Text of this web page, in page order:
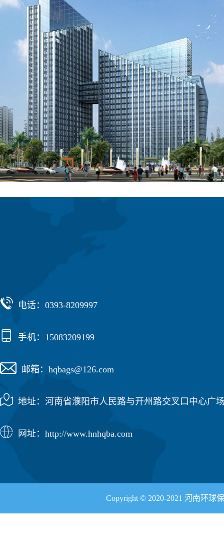
 电话：0393-8209997
 手机：15083209199
 邮箱：hqbags@126.com
 地址：河南省濮阳市人民路与开州路交叉口中心广
 网址：http://www.hnhqba.com
Copyright © 2020-2021 河南环球